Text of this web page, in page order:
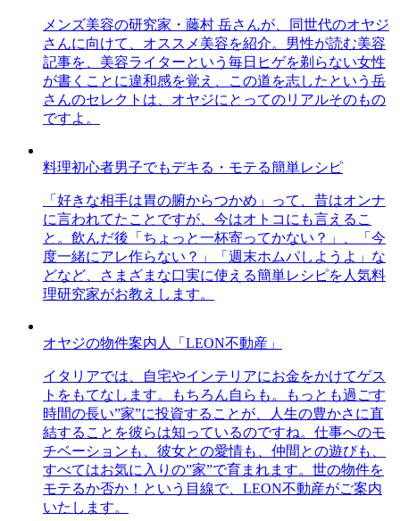
メンズ美容の研究家・藤村 岳さんが、同世代のオヤジ
さんに向けて、オススメ美容を紹介。男性が読む美容
記事を、美容ライターという毎日ヒゲを剃らない女性
が書くことに違和感を覚え、この道を志したという岳
さんのセレクトは、オヤジにとってのリアルそのもの
ですよ。
料理初心者男子でもデキる・モテる簡単レシピ
「好きな相手は胃の腑からつかめ」って、昔はオンナ
に言われてたことですが、今はオトコにも言えるこ
と。飲んだ後「ちょっと一杯寄ってかない？」、「今
度一緒にアレ作らない？」「週末ホムパしようよ」な
どなど、さまざまな口実に使える簡単レシピを人気料
理研究家がお教えします。
オヤジの物件案内人「LEON不動産」
イタリアでは、自宅やインテリアにお金をかけてゲス
トをもてなします。もちろん自らも。もっとも過ごす
時間の長い”家”に投資することが、人生の豊かさに直
結することを彼らは知っているのですね。仕事へのモ
チベーションも、彼女との愛情も、仲間との遊びも、
すべてはお気に入りの”家”で育まれます。世の物件を
モテるか否か！という目線で、LEON不動産がご案内
いたします。